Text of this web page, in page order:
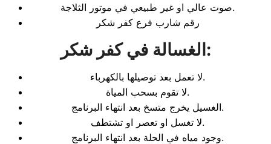
صوت عالي او غير طبيعي في موتور الثلاجة.
رقم شارب فرع كفر شكر
الغسالة في كفر شكر :
لا تعمل بعد توصيلها بالكهرباء.
لا تقوم بسحب المياة.
الغسيل يخرج متسخ بعد انتهاء البرنامج.
لا تغسل او تعصر او تشتطف.
وجود مياه في الحلة بعد انتهاء البرنامج.